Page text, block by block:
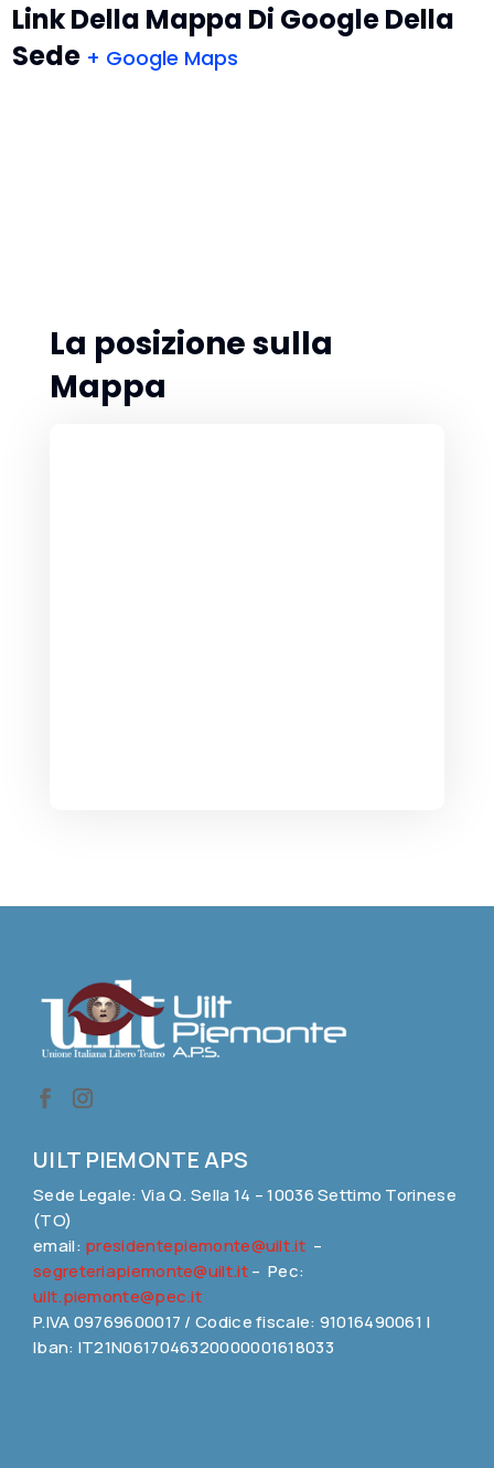
Link Della Mappa Di Google Della
Sede + Google Maps
La posizione sulla
Mappa
UILT PIEMONTE APS
Sede Legale: Via Q. Sella 14 – 10036 Settimo Torinese
(TO)
email: presidentepiemonte@uilt.it–
segreteriapiemonte@uilt.it– Pec:
uilt.piemonte@pec.it
P.IVA 09769600017 / Codice fiscale: 91016490061 |
Iban: IT21N0617046320000001618033